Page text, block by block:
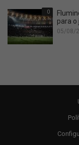
0
para o
05/08/